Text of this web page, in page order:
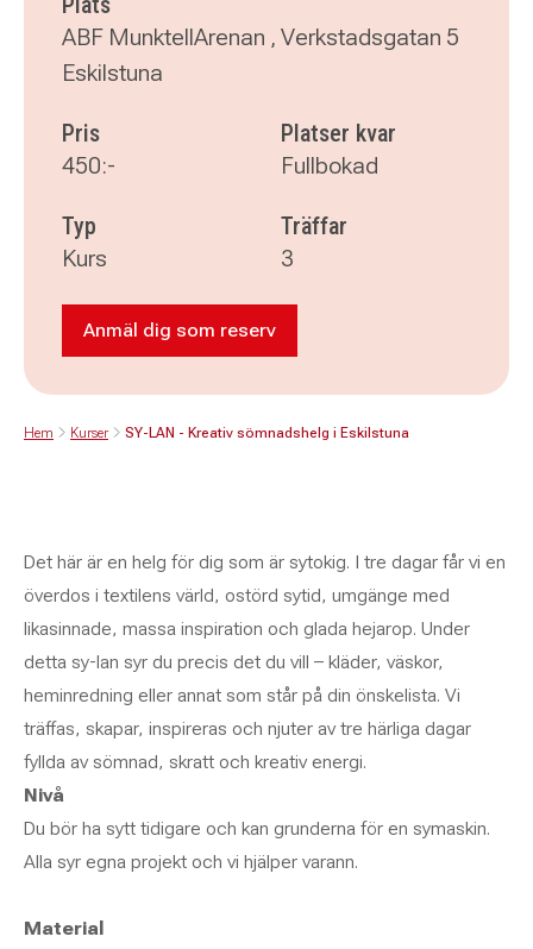
ABF MunktellArenan , Verkstadsgatan 5
Eskilstuna
Pris
450:-
Platser kvar
Fullbokad
Typ
Kurs
Träffar
3
Anmäl dig som reserv till SY-LAN -
Anmäl dig som reserv
Hem Kurser SY-LAN - Kreativ sömnadshelg i Eskilstuna
Det här är en helg för dig som är sytokig. I tre dagar får vi en
överdos i textilens värld, ostörd sytid, umgänge med
likasinnade, massa inspiration och glada hejarop. Under
detta sy-lan syr du precis det du vill – kläder, väskor,
heminredning eller annat som står på din önskelista. Vi
träffas, skapar, inspireras och njuter av tre härliga dagar
fyllda av sömnad, skratt och kreativ energi.
Nivå
Du bör ha sytt tidigare och kan grunderna för en symaskin.
Alla syr egna projekt och vi hjälper varann.
Material